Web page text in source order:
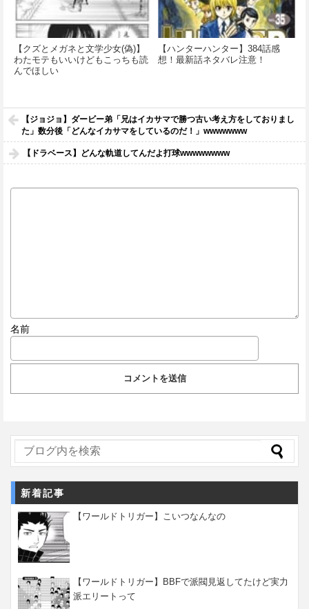
【クズとメガネと文学少女(偽)】
わたモテもいいけどもこっちも読
んでほしい
【ハンターハンター】384話感
想！最新話ネタバレ注意！
【ジョジョ】ダービー弟「兄はイカサマで勝つ古い考え方をしておりまし
た」数分後「どんなイカサマをしているのだ！」wwwwwww
【ドラベース】どんな軌道してんだよ打球wwwwwwww
名前
新着記事
【ワールドトリガー】こいつなんなの
【ワールドトリガー】BBFで派閥見返してたけど実力
派エリートって